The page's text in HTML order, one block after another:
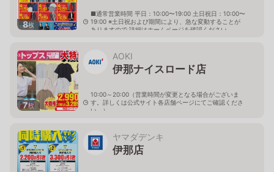
8枚
■通常営業時間 平日：10:00〜19:00 土日祝日：10:00〜
19:00 ※土日祝および期間により、急な変動することが
ありますので 詳細はホームページを確認ください
7枚
AOKI
伊那ナイスロード店
10:00～20:00（営業時間が変更となる場合がございま
す。詳しくは公式サイト各店舗ページにてご確認くださ
い。）
ヤマダデンキ
伊那店